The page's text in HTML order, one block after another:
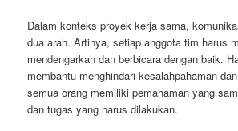
Dalam konteks proyek kerja sama,
dua arah. Artinya, setiap anggota tim harus
mendengarkan dan berbicara dengan baik.
membantu menghindari kesalahpahaman
semua orang memiliki pemahaman yang
dan tugas yang harus dilakukan.